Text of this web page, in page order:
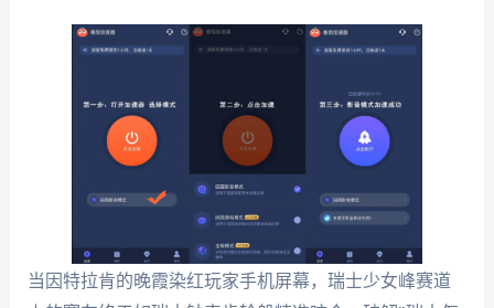
当因特拉肯的晚霞染红玩家手机屏幕，瑞士少女峰赛道